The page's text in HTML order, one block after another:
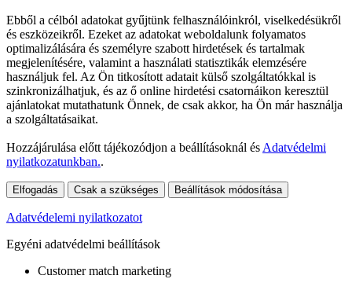
Ebből a célból adatokat gyűjtünk felhasználóinkról, viselkedésükről
és eszközeikről. Ezeket az adatokat weboldalunk folyamatos
optimalizálására és személyre szabott hirdetések és tartalmak
megjelenítésére, valamint a használati statisztikák elemzésére
használjuk fel. Az Ön titkosított adatait külső szolgáltatókkal is
szinkronizálhatjuk, és az ő online hirdetési csatornáikon keresztül
ajánlatokat mutathatunk Önnek, de csak akkor, ha Ön már használja
a szolgáltatásaikat.
Hozzájárulása előtt tájékozódjon a beállításoknál ésAdatvédelmi
nyilatkozatunkban..
Elfogadás Csak a szükséges Beállítások módosítása
Adatvédelemi nyilatkozatot
Egyéni adatvédelmi beállítások
Customer match marketing